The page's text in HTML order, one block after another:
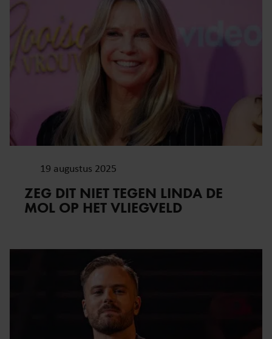
19 augustus 2025
ZEG DIT NIET TEGEN LINDA DE
MOL OP HET VLIEGVELD